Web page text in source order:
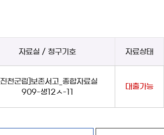
자료실 / 청구기호 자료상태
[진천군립]보존서고_종합자료실
909-생12ㅅ-11
대출가능